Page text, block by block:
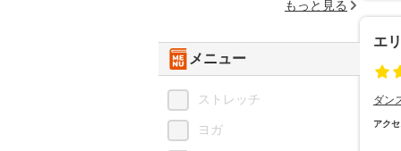
エ
ダン
アク
もっと見る
メニュー
ストレッチ
ヨガ